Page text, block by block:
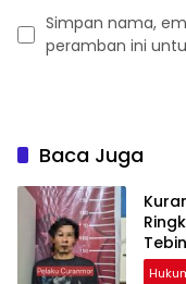
Simpan nama,
peramban ini
Baca Juga